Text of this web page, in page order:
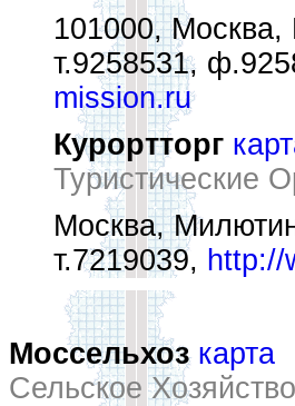
101000,
т.9258531,
mission.ru
Курортторг
Туристические
Москва,
т.7219039, http://
Моссельхоз карта
Сельское